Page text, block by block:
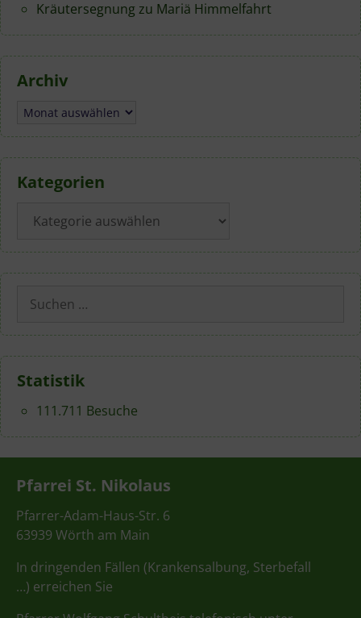
Kräutersegnung zu Mariä Himmelfahrt
Archiv
Archiv
Kategorien
Suchen
nach:
Statistik
111.711 Besuche
Pfarrei St. Nikolaus
Pfarrer-Adam-Haus-Str. 6
63939 Wörth am Main
In dringenden Fällen (Krankensalbung, Sterbefall
…) erreichen Sie